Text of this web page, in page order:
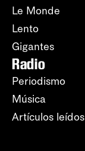
Le Monde
Lento
Gigantes
Radio
Periodismo
Música
Artículos leídos